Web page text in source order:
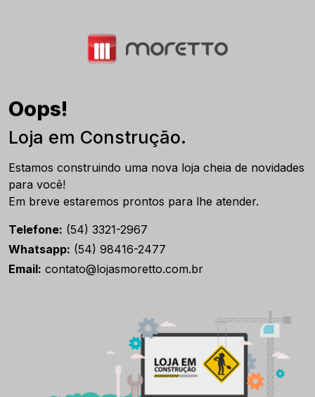
Oops!
Loja em Construção.
Estamos construindo uma nova loja cheia de novidades
para você!
Em breve estaremos prontos para lhe atender.
Telefone: (54) 3321-2967
Whatsapp: (54) 98416-2477
Email: contato@lojasmoretto.com.br